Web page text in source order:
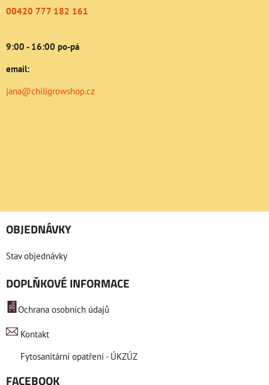
00420 777 182 161
9:00 - 16:00 po-pá
email:
jana@chiligrowshop.cz
OBJEDNÁVKY
Stav objednávky
DOPLŇKOVÉ INFORMACE
Ochrana osobních údajů
Kontakt
Fytosanitární opatření - ÚKZÚZ
FACEBOOK